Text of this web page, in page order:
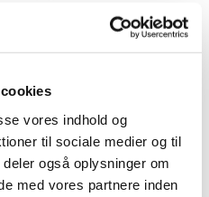
vores indhold og
til sociale medier og til
også oplysninger om
med vores partnere inden
jordfarver, og
det nødvendige står